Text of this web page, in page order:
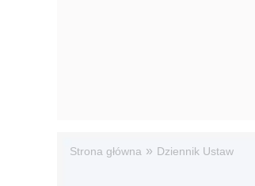
Strona główna » Dziennik Ustaw